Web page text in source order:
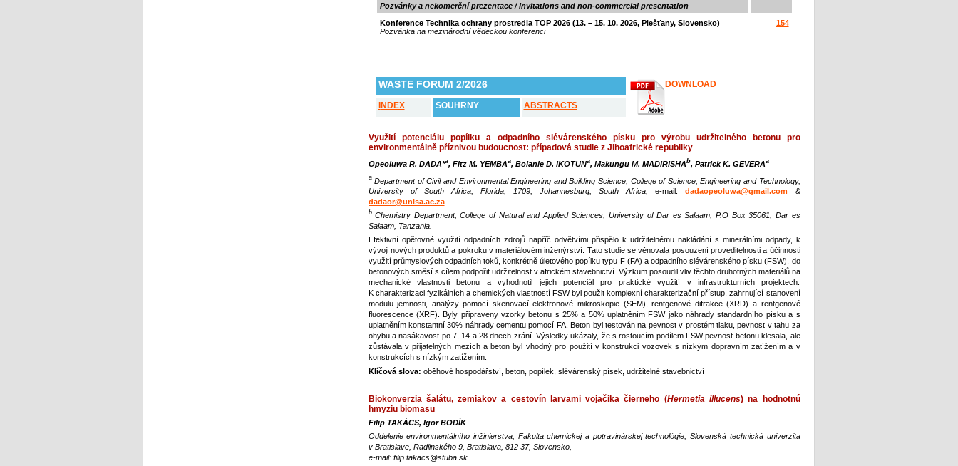
Pozvánky a nekomerční prezentace / Invitations and non-commercial presentation
Konference Technika ochrany prostredia TOP 2026 (13. – 15. 10. 2026, Piešťany, Slovensko)
Pozvánka na mezinárodní vědeckou konferenci
154
WASTE FORUM 2/2026 DOWNLOAD
NDEX SOUHRNY ABSTRACTS
Využití potenciálu popílku a odpadního slévárenského písku pro výrobu udržitelného betonu pro
environmentálně příznivou budoucnost: případová studie z Jihoafrické republiky
Opeoluwa R. DADA*a, Fitz M. YEMBAa, Bolanle D. IKOTUNa, Makungu M. MADIRISHAb, Patrick K. GEVERAa
a Department of Civil and Environmental Engineering and Building Science, College of Science, Engineering and Technology,
University of South Africa, Florida, 1709, Johannesburg, South Africa,e-mail:dadaopeoluwa@gmail.com &
dadaor@unisa.ac.za
b Chemistry Department, College of Natural and Applied Sciences, University of Dar es Salaam, P.O Box 35061, Dar es
Salaam, Tanzania.
Efektivní opětovné využití odpadních zdrojů napříč odvětvími přispělo k udržitelnému nakládání s minerálními odpady, k
vývoji nových produktů a pokroku v materiálovém inženýrství. Tato studie se věnovala posouzení proveditelnosti a účinnosti
využití průmyslových odpadních toků, konkrétně úletového popílku typu F (FA) a odpadního slévárenského písku (FSW), do
betonových směsí s cílem podpořit udržitelnost v africkém stavebnictví. Výzkum posoudil vliv těchto druhotných materiálů na
mechanické vlastnosti betonu a vyhodnotil jejich potenciál pro praktické využití v infrastrukturních projektech.
K charakterizaci fyzikálních a chemických vlastností FSW byl použit komplexní charakterizační přístup, zahrnující stanovení
modulu jemnosti, analýzy pomocí skenovací elektronové mikroskopie (SEM), rentgenové difrakce (XRD) a rentgenové
fluorescence (XRF). Byly připraveny vzorky betonu s 25% a 50% uplatněním FSW jako náhrady standardního písku a s
uplatněním konstantní 30% náhrady cementu pomocí FA. Beton byl testován na pevnost v prostém tlaku, pevnost v tahu za
ohybu a nasákavost po 7, 14 a 28 dnech zrání. Výsledky ukázaly, že s rostoucím podílem FSW pevnost betonu klesala, ale
zůstávala v přijatelných mezích a beton byl vhodný pro použití v konstrukci vozovek s nízkým dopravním zatížením a v
konstrukcích s nízkým zatížením.
Klíčová slova: oběhové hospodářství, beton, popílek, slévárenský písek, udržitelné stavebnictví
Biokonverzia šalátu, zemiakov a cestovín larvami vojačika čierneho (Hermetia illucens) na hodnotnú
hmyziu biomasu
Filip TAKÁCS, Igor BODÍK
Oddelenie environmentálního inžinierstva, Fakulta chemickej a potravinárskej technológie, Slovenská technická univerzita
v Bratislave, Radlinského 9, Bratislava, 812 37, Slovensko,
e-mail: filip.takacs@stuba.sk